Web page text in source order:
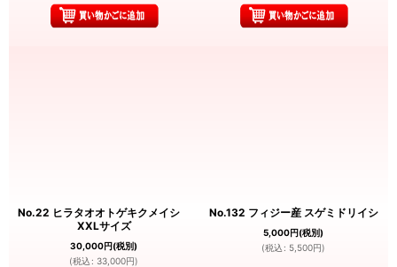
No.22 ヒラタオオトゲキクメイシ
XXLサイズ
30,000円(税別)
(税込 : 33,000円)
No.132 フィジー産 スゲミドリイシ
5,000円(税別)
(税込 : 5,500円)